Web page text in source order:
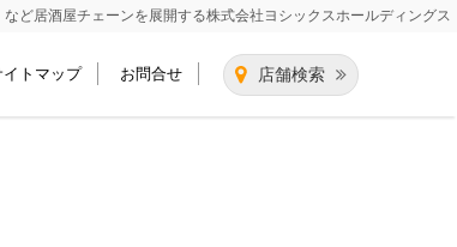
など居酒屋チェーンを展開する株式会社ヨシックスホールディングス
店舗検索
イトマップ お問合せ